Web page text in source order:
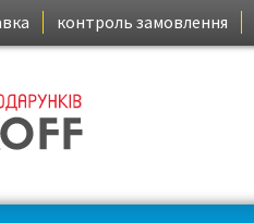
контроль замовлення